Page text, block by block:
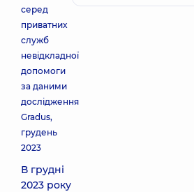
серед
приватних
служб
невідкладної
допомоги
за даними
дослідження
Gradus,
грудень
2023
В грудні
2023 року